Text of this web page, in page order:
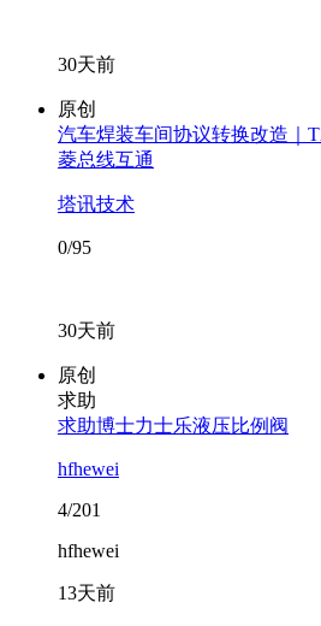
30天前
原创
汽车焊装车间协议转换改造｜
菱总线互通
塔讯技术
0/95
30天前
原创
求助
求助博士力士乐液压比例阀
hfhewei
4/201
hfhewei
13天前